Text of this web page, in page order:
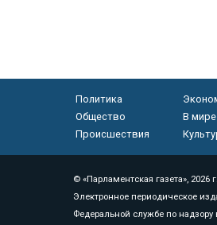
Политика
Общество
В мире
Происшествия
© «Парламентская газета», 2026 г.
Электронное периодическое
Федеральной службе по